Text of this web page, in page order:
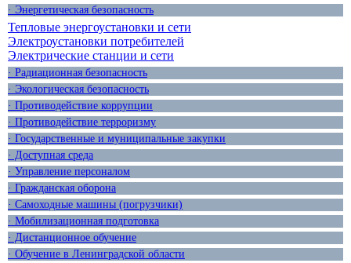
· Энергетическая безопасность
Тепловые энергоустановки и сети
Электроустановки потребителей
Электрические станции и сети
· Радиационная безопасность
· Экологическая безопасность
· Противодействие коррупции
· Противодействие терроризму
· Государственные и муниципальные закупки
· Доступная среда
· Управление персоналом
· Гражданская оборона
· Самоходные машины (погрузчики)
· Мобилизационная подготовка
· Дистанционное обучение
· Обучение в Ленинградской области